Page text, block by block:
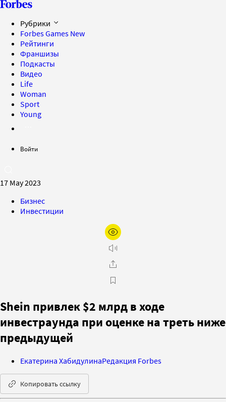
Рубрики
Forbes Games New
Рейтинги
Франшизы
Подкасты
Видео
Life
Woman
Sport
Young
Войти
17 May 2023
Бизнес
Инвестиции
Shein привлек $2 млрд в ходе
инвестраунда при оценке на треть ниже
предыдущей
Екатерина ХабидулинаРедакция Forbes
Копировать ссылку